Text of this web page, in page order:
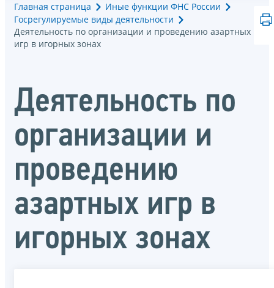
Главная страница
Иные функции ФНС России
Госрегулируемые виды деятельности
Деятельность по организации и проведению азартных
игр в игорных зонах
Деятельность по
организации и
проведению
азартных игр в
игорных зонах